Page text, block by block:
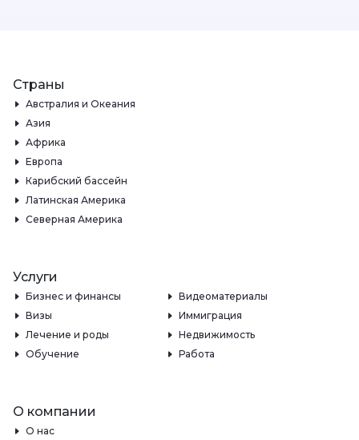
Страны
Австралия и Океания
Азия
Африка
Европа
Карибский бассейн
Латинская Америка
Северная Америка
Услуги
Бизнес и финансы
Видеоматериалы
Визы
Иммиграция
Лечение и роды
Недвижимость
Обучение
Работа
О компании
О нас